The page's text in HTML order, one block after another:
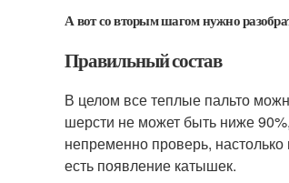
А вот со вторым шагом нужно
Правильный состав
В целом все теплые пальто
шерсти не может быть ниже
непременно проверь,
есть появление катышек.